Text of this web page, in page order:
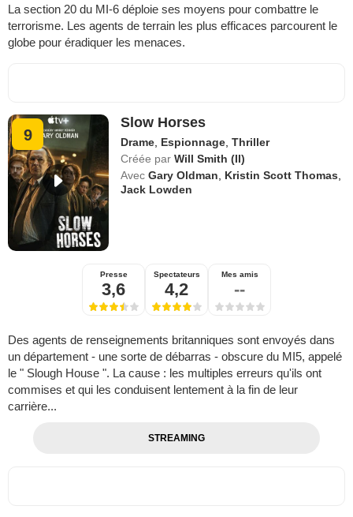
La section 20 du MI-6 déploie ses moyens pour combattre le
terrorisme. Les agents de terrain les plus efficaces parcourent le
globe pour éradiquer les menaces.
9
Slow Horses
Drame Espionnage ,Thriller
Créée par Will Smith (II)
Avec Gary Oldman Kristin Scott Thomas
Jack Lowden
Presse
3,6
Spectateurs
4,2
Mes amis
--
Des agents de renseignements britanniques sont envoyés dans
un département - une sorte de débarras - obscure du MI5, appelé
le " Slough House ". La cause : les multiples erreurs qu'ils ont
commises et qui les conduisent lentement à la fin de leur
carrière...
STREAMING